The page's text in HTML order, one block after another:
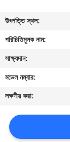
যোগাযোগ
করুন
উদ্ধৃতির
আবেদন
উৎপত্তি স্থল:
পরিচিতিমুলক নাম:
সাক্ষ্যদান:
মডেল নম্বার:
লক্ষণীয় করা: